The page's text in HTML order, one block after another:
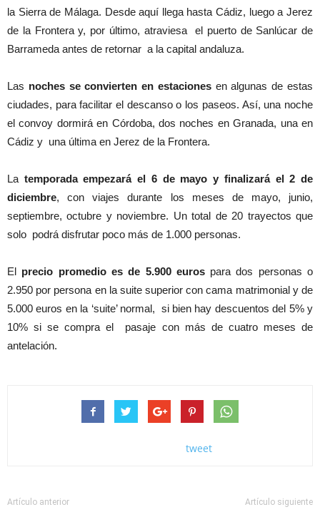
la Sierra de Málaga. Desde aquí llega hasta Cádiz, luego a Jerez
de la Frontera y, por último, atraviesa el puerto de Sanlúcar de
Barrameda antes de retornar a la capital andaluza.
Las noches se convierten en estacionesen algunas de estas
ciudades, para facilitar el descanso o los paseos. Así, una noche
el convoy dormirá en Córdoba, dos noches en Granada, una en
Cádiz y una última en Jerez de la Frontera.
La temporada empezará el 6 de mayo y finalizará el 2 de
diciembre, con viajes durante los meses de mayo, junio,
septiembre, octubre y noviembre. Un total de 20 trayectos que
solo podrá disfrutar poco más de 1.000 personas.
El precio promedio es de 5.900 eurospara dos personas o
2.950 por persona en la suite superior con cama matrimonial y de
5.000 euros en la ‘suite’ normal, si bien hay descuentos del 5% y
10% si se compra el pasaje con más de cuatro meses de
antelación.
tweet
Artículo anterior Artículo siguiente